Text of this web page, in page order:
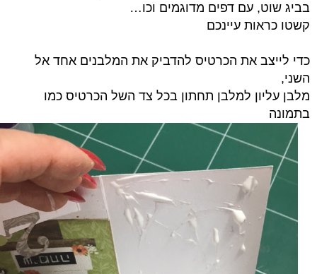
בביג שוט, עם דפים מדוגמים וכו…
קשטו כראות עיינכם
כדי לייצב את הכרטיס להדביק את המלבנים אחד אל
השני,
מלבן עליון למלבן תחתון בכל צד השל הכרטיס כמו
בתמונה